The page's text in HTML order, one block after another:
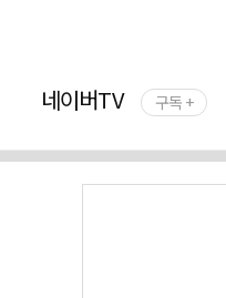
네이버TV 구독 +